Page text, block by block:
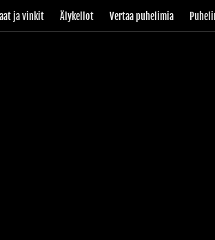
ja vinkit Älykellot Vertaa puhelimia